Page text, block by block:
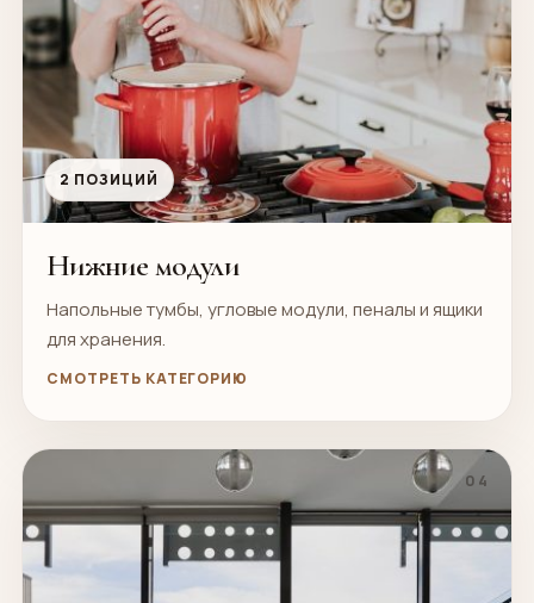
2 ПОЗИЦИЙ
Нижние модули
Напольные тумбы, угловые модули, пеналы и ящики
для хранения.
СМОТРЕТЬ КАТЕГОРИЮ
04